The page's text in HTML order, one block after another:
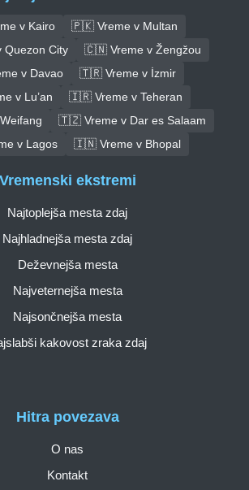
v Kairo
🇵🇰 Vreme v Multan
City
🇨🇳 Vreme v Žengžou
v Davao
🇹🇷 Vreme v İzmir
v Lu’an
🇮🇷 Vreme v Teheran
🇹🇿 Vreme v Dar es Salaam
v Lagos
🇮🇳 Vreme v Bhopal
Hitra povezava
O nas
Kontakt
Vremenski ekstremi
Najtoplejša mesta zdaj
Najhladnejša mesta zdaj
Deževnejša mesta
Najveternejša mesta
Najsončnejša mesta
kakovost zraka zdaj